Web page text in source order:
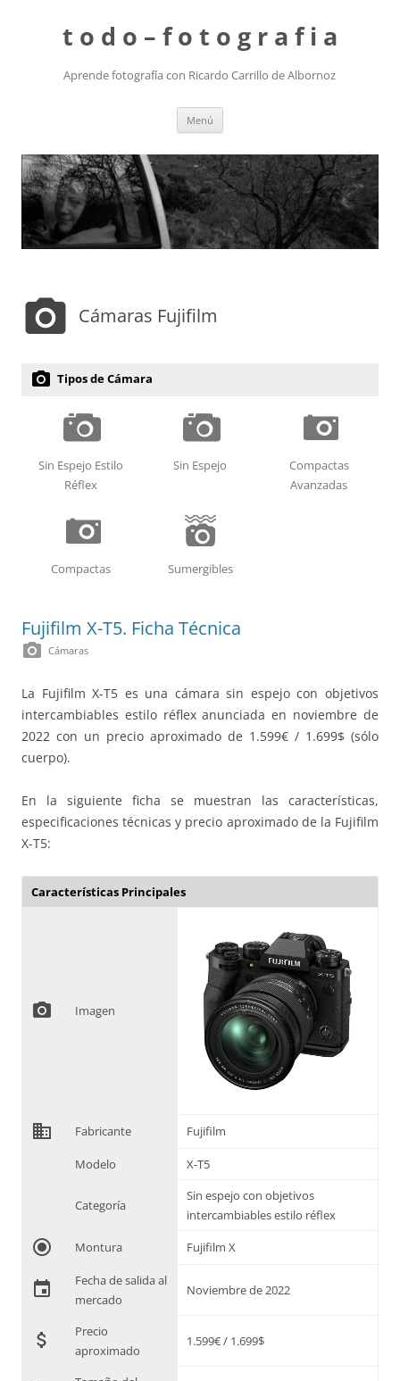
t o d o – f o t o g r a f i a
Aprende fotografía con Ricardo Carrillo de Albornoz
Menú
photo_camera Cámaras Fujifilm
photo_camera Tipos de Cámara
P
Sin Espejo Estilo
Réflex
P
Sin Espejo
L
Compactas
Avanzadas
L
Compactas
O
Sumergibles
Fujifilm X-T5. Ficha Técnica
photo_camera Cámaras
La Fujifilm X-T5 es una cámara sin espejo con objetivos
intercambiables estilo réflex anunciada en noviembre de
2022 con un precio aproximado de 1.599€ / 1.699$ (sólo
cuerpo).
En la siguiente ficha se muestran las características,
especificaciones técnicas y precio aproximado de la Fujifilm
X-T5:
Características Principales
photo_camera Imagen
domain Fabricante Fujifilm
Modelo X-T5
Categoría
Sin espejo con objetivos
intercambiables estilo réflex
radio_button_checked Montura Fujifilm X
event
Fecha de salida al
mercado
Noviembre de 2022
attach_money
Precio
aproximado
1.599€ / 1.699$